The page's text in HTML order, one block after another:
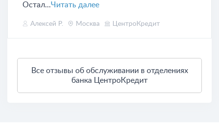
Остал...Читать далее
Алексей Р. Москва ЦентроКредит
Все отзывы об обслуживании в отделениях
банка ЦентроКредит